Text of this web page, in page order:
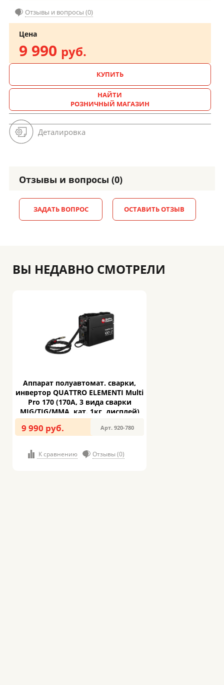
Отзывы и вопросы (0)
Цена
9 990 руб.
КУПИТЬ
НАЙТИ
РОЗНИЧНЫЙ МАГАЗИН
Деталировка
Отзывы и вопросы (0)
ЗАДАТЬ ВОПРОС ОСТАВИТЬ ОТЗЫВ
ВЫ НЕДАВНО СМОТРЕЛИ
Аппарат полуавтомат. сварки,
инвертор QUATTRO ELEMENTI Multi
Pro 170 (170A, 3 вида сварки
MIG/TIG/MMA, кат. 1кг, дисплей)
(920-780)
9 990 руб. Арт. 920-780
К сравнению Отзывы (0)